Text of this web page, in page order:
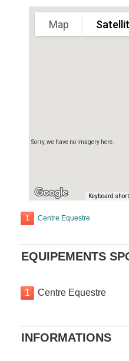
Sorry, we have no imagery here.
Map
Keyboard
1 Centre Equestre
EQUIPEMENTS
1 Centre Equestre
INFORMATIONS